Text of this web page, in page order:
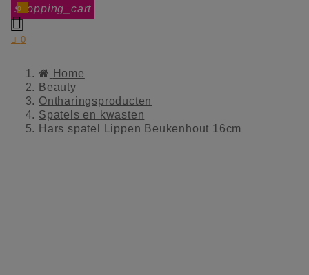
shopping_cart
0

 0
Home
Beauty
Ontharingsproducten
Spatels en kwasten
Hars spatel Lippen Beukenhout 16cm